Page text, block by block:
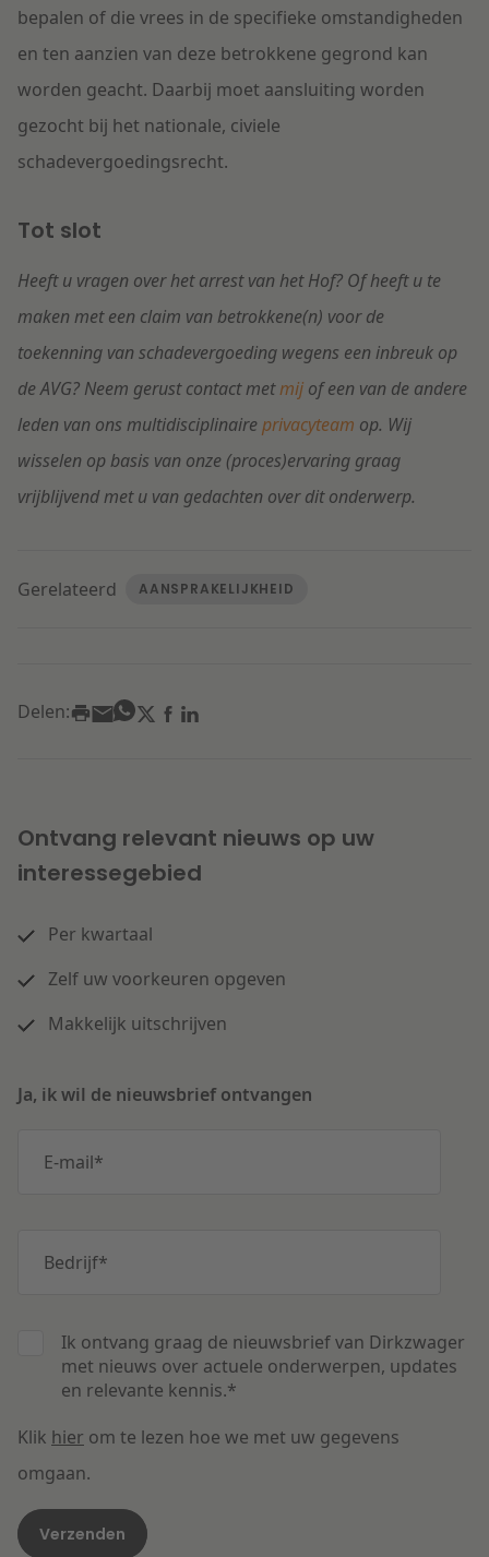
bepalen of die vrees in de specifieke omstandigheden
en ten aanzien van deze betrokkene gegrond kan
worden geacht. Daarbij moet aansluiting worden
gezocht bij het nationale, civiele
schadevergoedingsrecht.
Tot slot
Heeft u vragen over het arrest van het Hof? Of heeft u te
maken met een claim van betrokkene(n) voor de
toekenning van schadevergoeding wegens een inbreuk op
de AVG? Neem gerust contact metmij of een van de andere
leden van ons multidisciplinaireprivacyteam op. Wij
wisselen op basis van onze (proces)ervaring graag
vrijblijvend met u van gedachten over dit onderwerp.
Gerelateerd AANSPRAKELIJKHEID
Delen:
Ontvang relevant nieuws op uw
interessegebied
Per kwartaal
Zelf uw voorkeuren opgeven
Makkelijk uitschrijven
Ja, ik wil de nieuwsbrief ontvangen
E-mail*
Bedrijf*
Ik ontvang graag de nieuwsbrief van Dirkzwager
met nieuws over actuele onderwerpen, updates
en relevante kennis.*
Klik hier om te lezen hoe we met uw gegevens
omgaan.